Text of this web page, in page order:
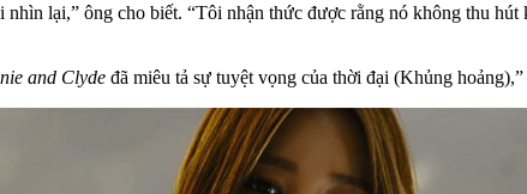
lại,” ông cho biết. “Tôi nhận thức được rằng nó không thu
and Clyde đã miêu tả sự tuyệt vọng của thời đại (Khủng